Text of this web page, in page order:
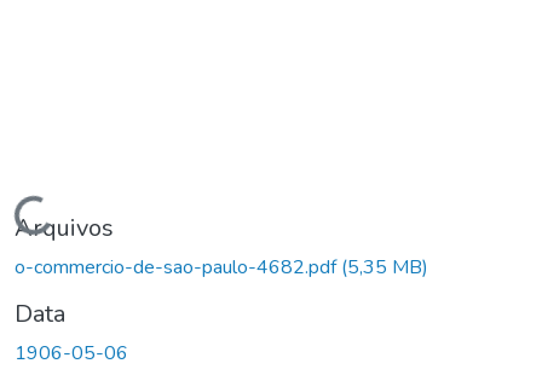
Carregando...
Arquivos
o-commercio-de-sao-paulo-4682.pdf(5,35 MB)
Data
1906-05-06